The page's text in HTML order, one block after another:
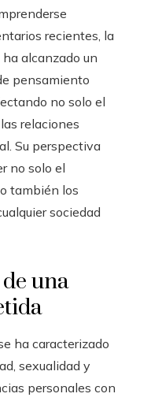
recientes, la
alcanzado un
pensamiento
no solo el
relaciones
Su perspectiva
no solo el
también los
sociedad
una
ha caracterizado
sexualidad y
personales con